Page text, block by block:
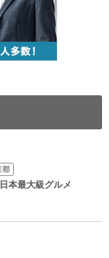
都
本最大級グルメ